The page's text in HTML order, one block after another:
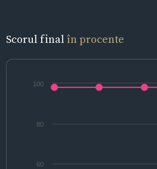
Scorul final în procente
60
80
100